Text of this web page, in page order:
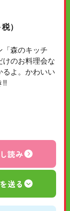
）
「森のキッチ
けのお料理会な
るよ。かわいい
!!
読み
送る